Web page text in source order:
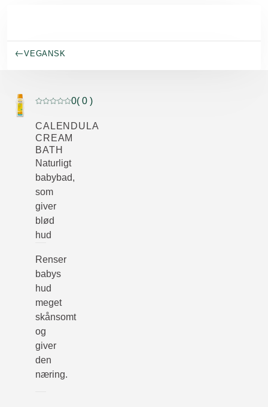
VEGANSK
Current rating: 0 out of 5 stars rated by 0 customers
0( 0 )
CALENDULA
CREAM
BATH
Naturligt
babybad,
som
giver
blød
hud
Renser
babys
hud
meget
skånsomt
og
giver
den
næring.